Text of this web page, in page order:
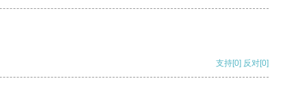
支持[0] 反对[0]